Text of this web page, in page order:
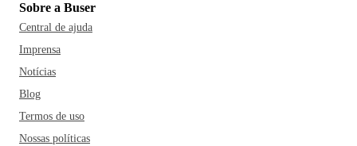
Sobre a Buser
Central de ajuda
Imprensa
Notícias
Blog
Termos de uso
Nossas políticas